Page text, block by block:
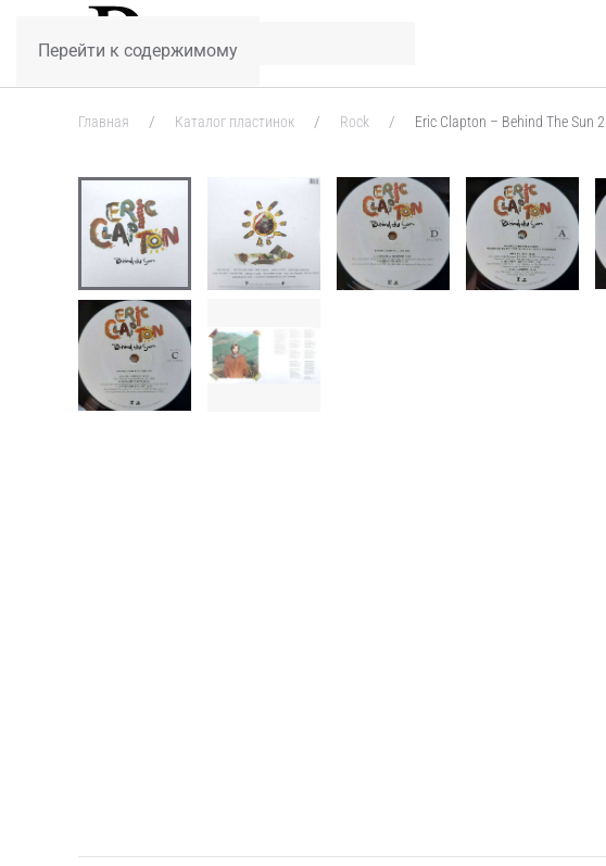
Перейти к содержимому
Главная Каталог пластинок Rock Eric Clapton – Behind The Sun